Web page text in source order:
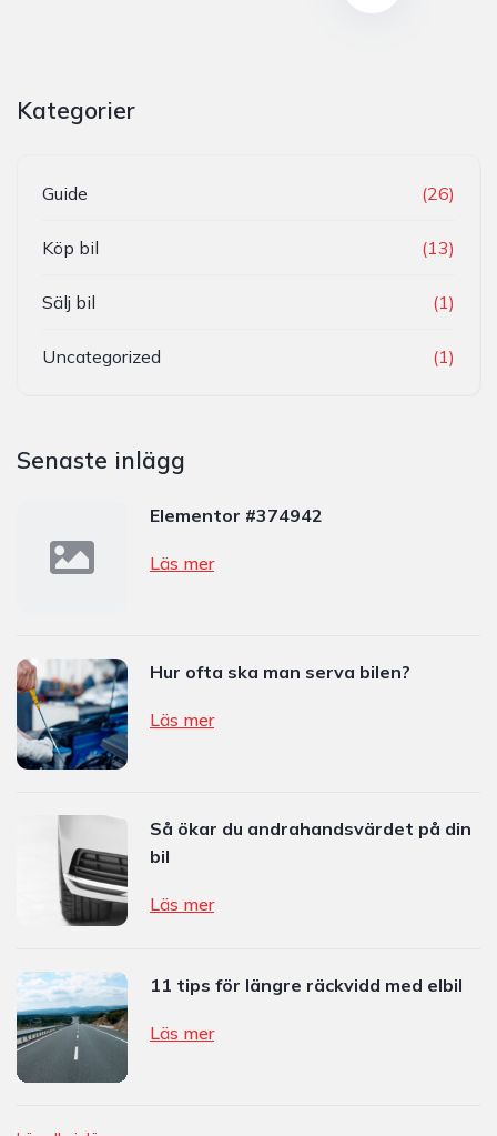
Kategorier
Guide (26)
Köp bil (13)
Sälj bil (1)
Uncategorized (1)
Senaste inlägg
Elementor #374942
Läs mer
Hur ofta ska man serva bilen?
Läs mer
Så ökar du andrahandsvärdet på din
bil
Läs mer
11 tips för längre räckvidd med elbil
Läs mer